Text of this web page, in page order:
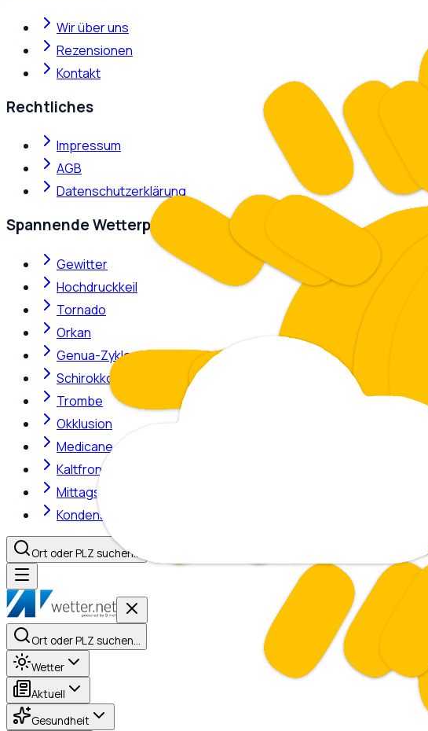
Wir über uns
Rezensionen
Kontakt
Rechtliches
Impressum
AGB
Datenschutzerklärung
Spannende Wetterphänomene
Gewitter
Hochdruckkeil
Tornado
Orkan
Genua-Zyklone
Schirokko
Trombe
Okklusion
Medicane
Kaltfront
Mittagshitze
Kondensstreifen
Ort oder PLZ suchen…
Ort oder PLZ suchen…
Wetter
Aktuell
Gesundheit